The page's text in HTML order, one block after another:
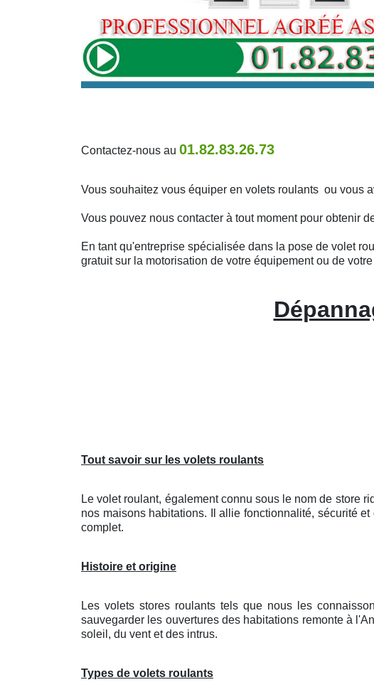
Contactez-nous au 01.82.83.26.73
Vous souhaitez vous équiper en volets roulants ou vous
Vous pouvez nous contacter à tout moment pour obtenir
En tant qu'entreprise spécialisée dans la pose de volet
gratuit sur la motorisation de votre équipement ou de
Tout savoir sur les volets roulants
Le volet roulant, également connu sous le nom de store
nos maisons habitations. Il allie fonctionnalité, sécurité
complet.
Histoire et origine
Les volets stores roulants tels que nous les
sauvegarder les ouvertures des habitations remonte à
soleil, du vent et des intrus.
Types de volets roulants